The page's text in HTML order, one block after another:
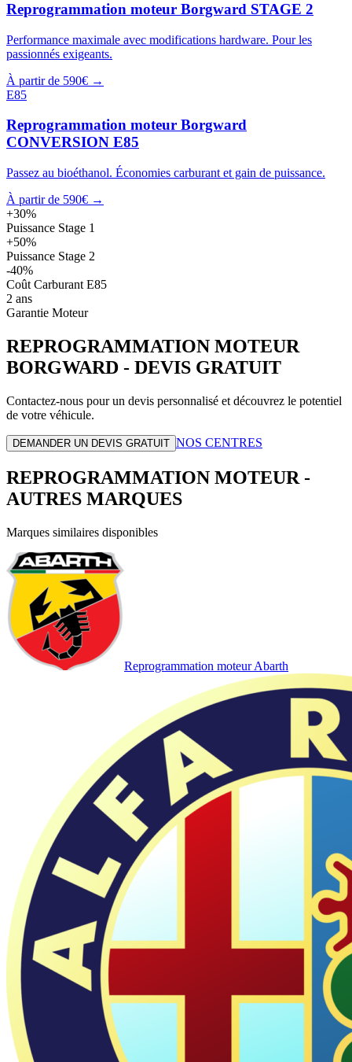
Reprogrammation moteur Borgward STAGE 2
Performance maximale avec modifications hardware. Pour les
passionnés exigeants.
À partir de 590€ →
E85
Reprogrammation moteur Borgward
CONVERSION E85
Passez au bioéthanol. Économies carburant et gain de puissance.
À partir de 590€ →
+30%
Puissance Stage 1
+50%
Puissance Stage 2
-40%
Coût Carburant E85
2 ans
Garantie Moteur
REPROGRAMMATION MOTEUR
BORGWARD - DEVIS GRATUIT
Contactez-nous pour un devis personnalisé et découvrez le potentiel
de votre véhicule.
DEMANDER UN DEVIS GRATUIT NOS CENTRES
REPROGRAMMATION MOTEUR -
AUTRES MARQUES
Marques similaires disponibles
Reprogrammation moteurAbarth